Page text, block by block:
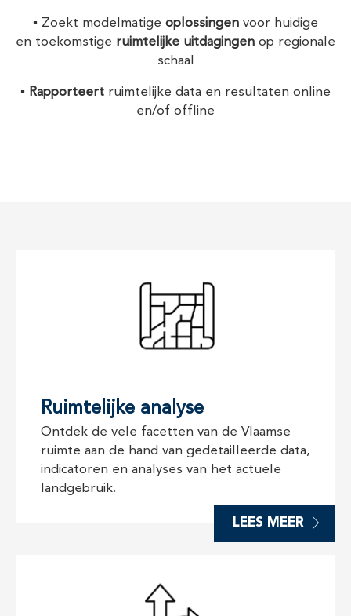
▪️ Zoekt modelmatige oplossingen voor huidige
en toekomstige ruimtelijke uitdagingen op regionale
schaal
▪️ Rapporteert ruimtelijke data en resultaten online
en/of offline
Ruimtelijke analyse
Ontdek de vele facetten van de Vlaamse
ruimte aan de hand van gedetailleerde data,
indicatoren en analyses van het actuele
landgebruik.
LEES MEER